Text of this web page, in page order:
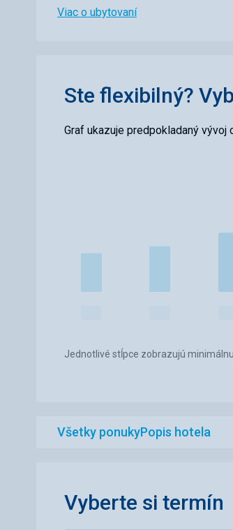
Viac o ubytovaní
Ste flexibilný?
Graf ukazuje predpokladaný vývoj
Jednotlivé stĺpce zobrazujú
Všetky ponukyPopis hotela
Vyberte si termín